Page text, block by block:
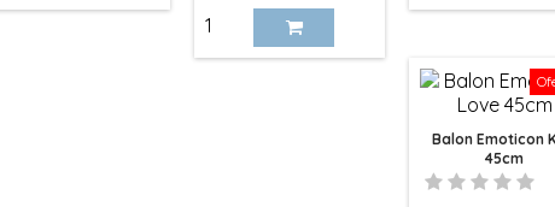
Balon Emoticon
45cm